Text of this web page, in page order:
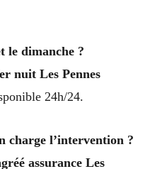
le dimanche ?
nuit Les Pennes
24h/24.
charge l’intervention ?
assurance Les